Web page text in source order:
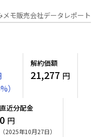
について
さい。
メモ販売会社データ レポート
%）
解約価額
21,277 円
直近分配金
0 円
（2025年10月27日）